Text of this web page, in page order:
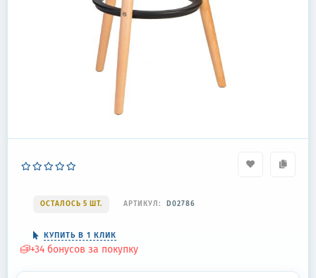
ОСТАЛОСЬ 5 ШТ. АРТИКУЛ: D02786
КУПИТЬ В 1 КЛИК
+34 бонусов за покупку